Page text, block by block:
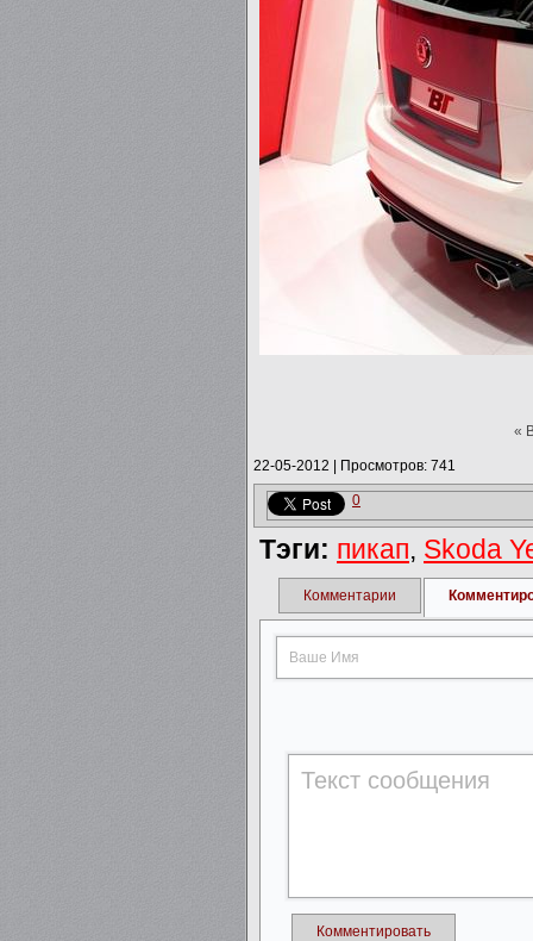
«
22-05-2012 Просмотров: 741
0
Тэги: пикап, Skoda
Комментарии
Комментировать